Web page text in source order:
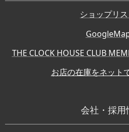
ショップリ
THE CLOCK HOUSE CLUB
お店の在庫をネット
会社・採用